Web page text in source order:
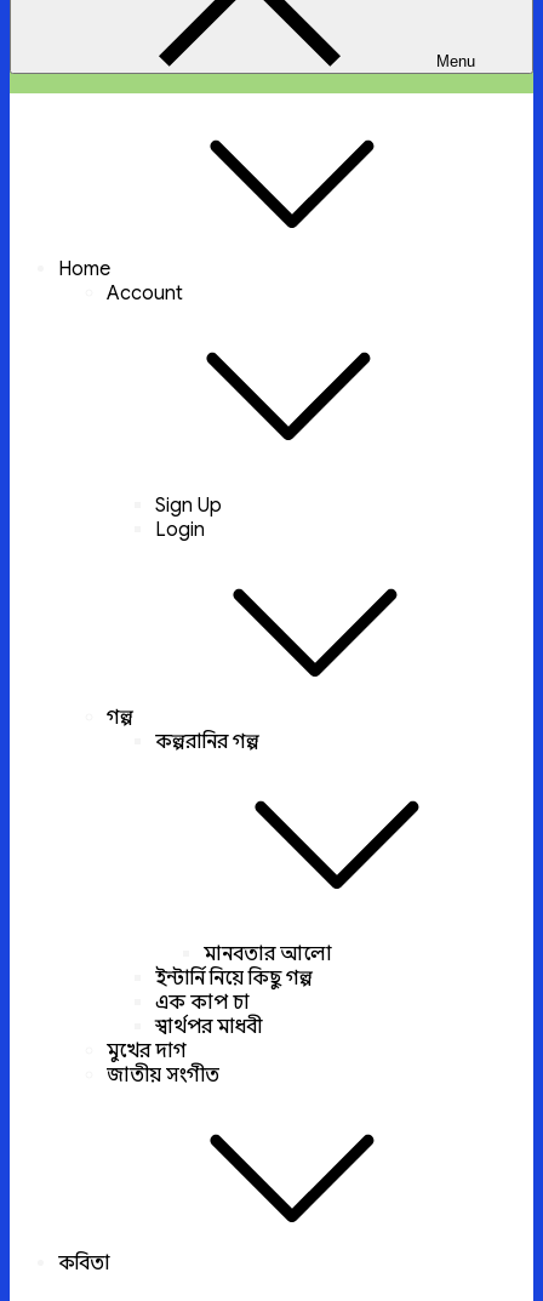
Menu
Home
Account
Sign Up
Login
গল্প
কল্পরানির গল্প
মানবতার আলো
ইন্টার্নি নিয়ে কিছু গল্প
এক কাপ চা
স্বার্থপর মাধবী
মুখের দাগ
জাতীয় সংগীত
কবিতা